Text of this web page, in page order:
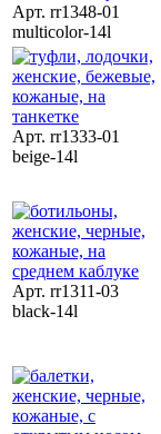
Арт. rr1348-01
multicolor-14l
Арт. rr1333-01
beige-14l
Арт. rr1311-03
black-14l